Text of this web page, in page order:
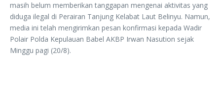
masih belum memberikan tanggapan mengenai aktivitas yang
diduga ilegal di Perairan Tanjung Kelabat Laut Belinyu. Namun,
media ini telah mengirimkan pesan konfirmasi kepada Wadir
Polair Polda Kepulauan Babel AKBP Irwan Nasution sejak
Minggu pagi (20/8).